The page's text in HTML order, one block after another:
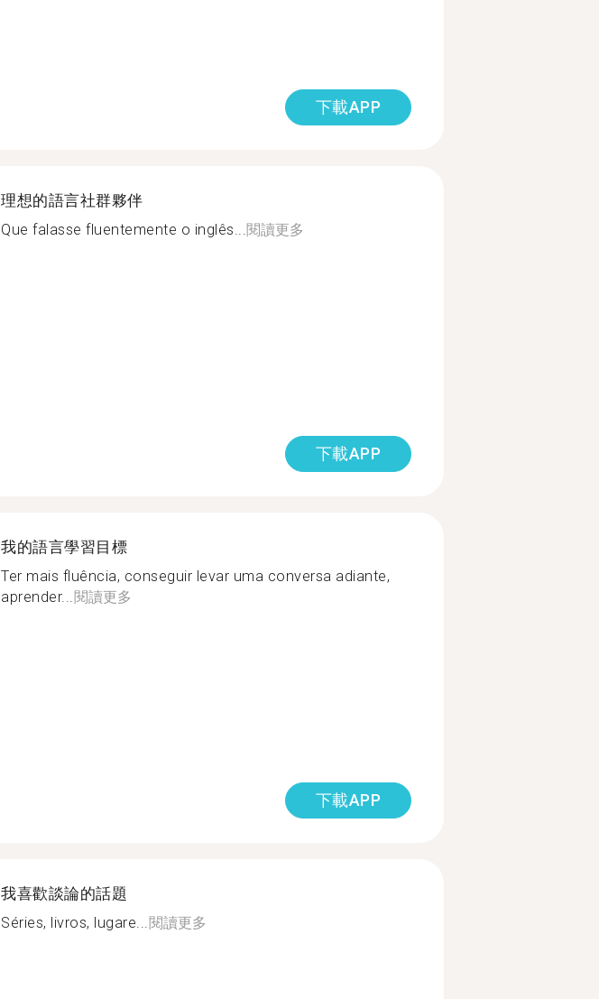
下載APP
理想的語言社群夥伴
Que falasse fluentemente o inglês...閱讀更多
下載APP
我的語言學習目標
Ter mais fluência, conseguir levar uma conversa adiante,
aprender...閱讀更多
下載APP
我喜歡談論的話題
Séries, livros, lugare...閱讀更多